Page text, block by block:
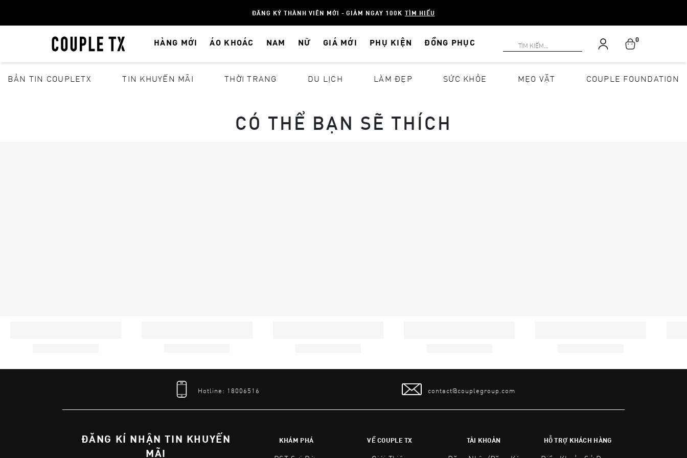
ĐĂNG KÝ THÀNH VIÊN MỚI - GIẢM NGAY 100K TÌM HIỂU
HÀNG MỚI ÁO KHOÁC NAM NỮ GIÁ MỚI PHỤ KIỆN ĐỒNG PHỤC 0
BẢN TIN COUPLETX TIN KHUYẾN MÃI THỜI TRANG DU LỊCH LÀM ĐẸP SỨC KHỎE MẸO VẶT COUPLE FOUNDATION
CÓ THỂ BẠN SẼ THÍCH
Hotline: 18006516 contact@couplegroup.com
ĐĂNG KÍ NHẬN TIN KHUYẾN
MÃI
KHÁM PHÁ VỀ COUPLE TX TÀI KHOẢN HỖ TRỢ KHÁCH HÀNG